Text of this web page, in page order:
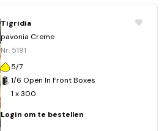
Tigridia
pavonia Creme
Nr. 5191
5/7
1/6 Open In Front Boxes
1 x 300
Login om te bestellen